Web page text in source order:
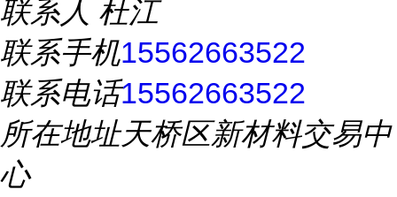
联系人 杜江
联系手机15562663522
联系电话15562663522
所在地址天桥区新材料交易中
心